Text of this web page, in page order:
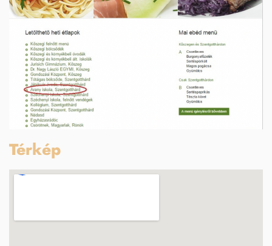
Térkép